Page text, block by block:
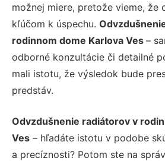
možnej miere, pretože vieme, že
kľúčom k úspechu.
rodinnom dome Karlova Ves –
odborné konzultácie či detailné
mali istotu, že výsledok bude
predstáv.
Odvzdušnenie radiátorov v
Ves – hľadáte istotu v podobe
a precíznosti? Potom ste na